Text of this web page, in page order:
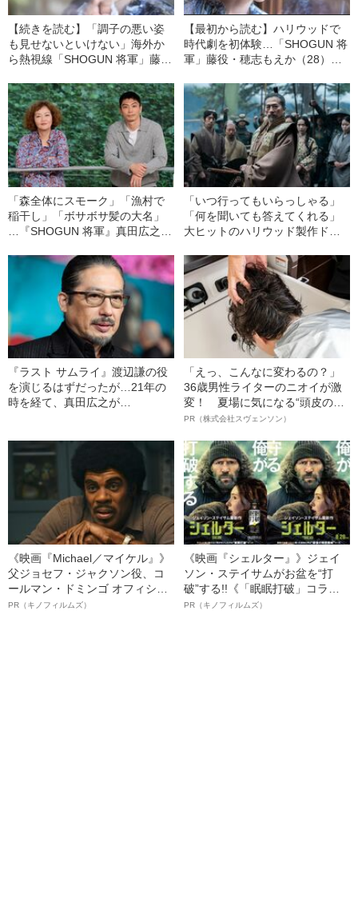
【続きを読む】「調子の悪い姿
も見せないといけない」海外か
ら熱視線「SHOGUN 将軍」藤
相撲愛と美意識《撮影のため8カ
月滞在したバンクーバーで
は…》
【最初から読む】ハリウッドで
時代劇を初体験…「SHOGUN 将
軍」藤役・穂志もえか（28）が
外なシーン”《「結婚してく
れ！」とメッセージが届いた
り》
「森全体にスモーク」「漁村で
稲干し」「ボサボサ髪の大名」
…『SHOGUN 将軍』真田広之
日本とハリウッド＞
「いつ行ってもいらっしゃる」
「何を聞いても答えてくれる」
大ヒットのハリウッド製作ドラ
掴むまで
『ラスト サムライ』渡辺謙の役
を演じるはずだったが…21年の
時を経て、真田広之が
「えっ、こんなに変わるの？」
36歳男性ライターのニオイが激
変！ 夏場に気になる“頭皮のニ
オイ”や“ベタつき”を解消す
ト”が生み出した徹底ケアとは
PR（株式会社スヴェンソン）
《映画『Michael／マイケル』》
父ジョセフ・ジャクソン役、コ
ールマン・ドミンゴ オフィシャ
ルインタビュー“観客を魅了した
PR（キノフィルムズ）
《映画『シェルター』》ジェイ
ソン・ステイサムがお盆を“打
破”する!!《「眠眠打破」コラ
ボ》
PR（キノフィルムズ）